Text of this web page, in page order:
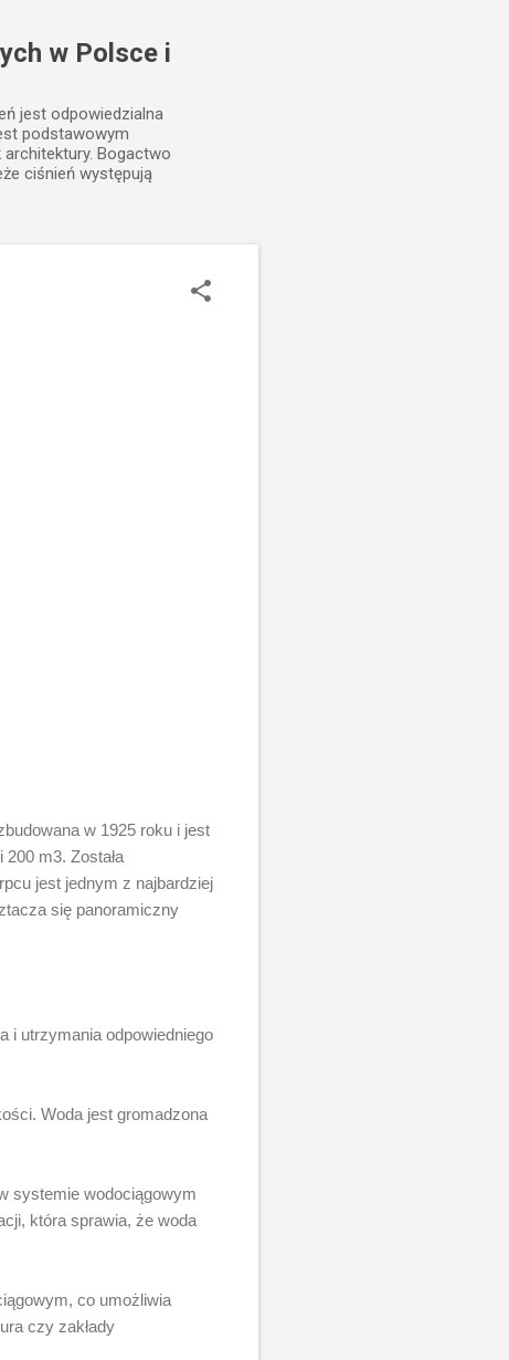
w Polsce i
jest odpowiedzialna
podstawowym
Bogactwo
ciśnień występują
w 1925 roku i jest
m3. Została
jest jednym z najbardziej
się panoramiczny
i utrzymania odpowiedniego
Woda jest gromadzona
systemie wodociągowym
która sprawia, że woda
co umożliwia
czy zakłady